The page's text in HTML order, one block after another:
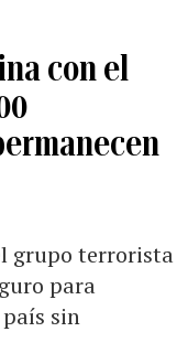
con el
grupo terrorista
para
sin